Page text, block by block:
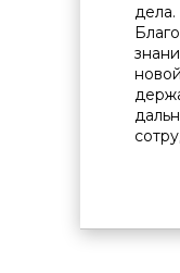
дела.